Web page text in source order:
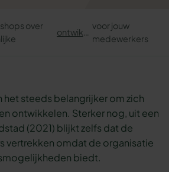
over
voor jouw
medewerkers
het steeds belangrijker om zich
ontwikkelen. Sterker nog, uit een
(2021) blijkt zelfs dat de
vertrekken omdat de organisatie
biedt.